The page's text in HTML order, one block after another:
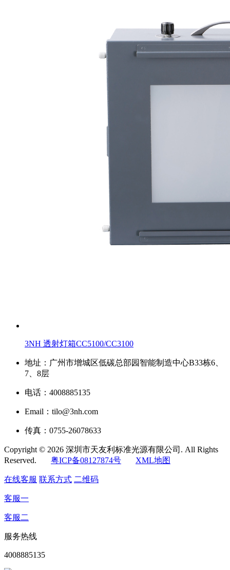
3NH 透射灯箱CC5100/CC3100
地址：广州市增城区低碳总部园智能制造中心B33栋6、
7、8层
电话：4008885135
Email：tilo@3nh.com
传真：0755-26078633
Copyright © 2026 深圳市天友利标准光源有限公司. All Rights
Reserved. 粤ICP备08127874号 XML地图
在线客服 联系方式 二维码
客服一
客服二
服务热线
4008885135